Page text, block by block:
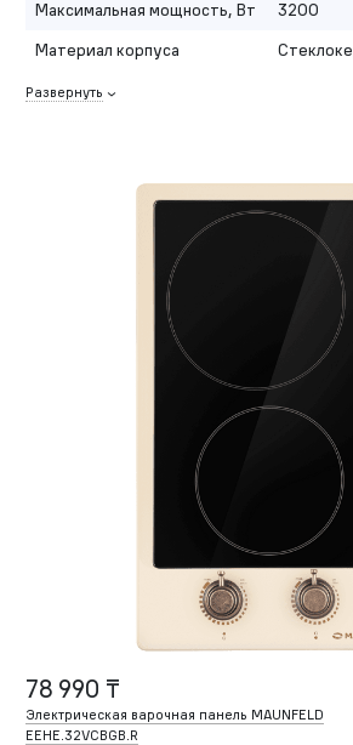
Максимальная мощность, Вт
3200
Материал корпуса
Развернуть
78 990 ₸
Электрическая варочная панель MAUNFELD
EEHE.32VCBGB.R